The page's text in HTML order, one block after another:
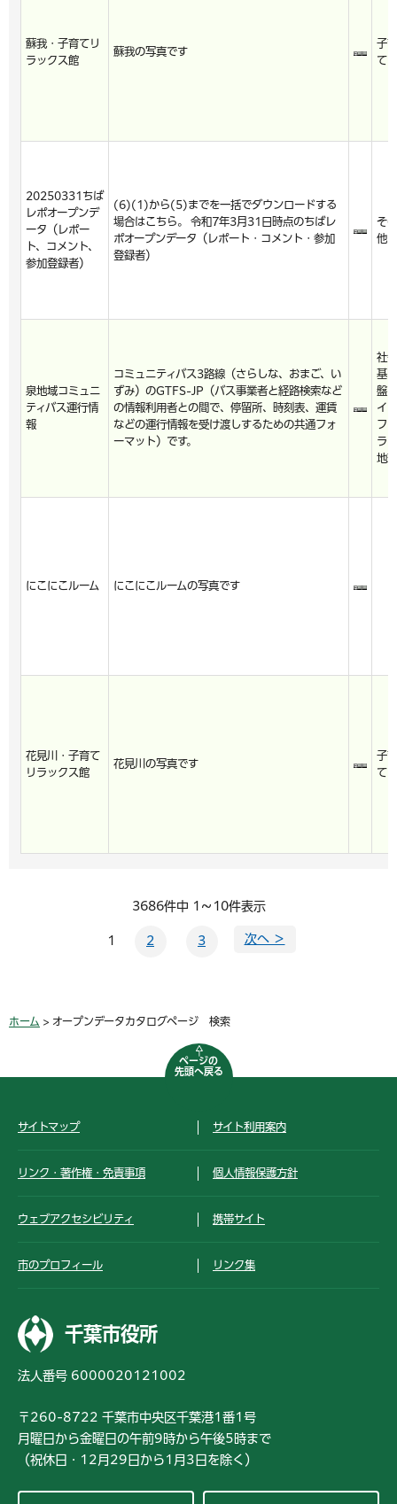
蘇我・子育てリ
ラックス館
蘇我の写真です
子育
て
20250331ちば
レポオープンデ
ータ（レポー
ト、コメント、
参加登録者）
(6)(1)から(5)までを一括でダウンロードする
場合はこちら。 令和7年3月31日時点のちばレ
ポオープンデータ（レポート・コメント・参加
登録者）
その
他
泉地域コミュニ
ティバス運行情
報
コミュニティバス3路線（さらしな、おまご、い
ずみ）のGTFS-JP（バス事業者と経路検索など
の情報利用者との間で、停留所、時刻表、運賃
などの運行情報を受け渡しするための共通フォ
ーマット）です。
社会
基
盤・
イン
フ
ラ・
地理
にこにこルーム にこにこルームの写真です
花見川・子育て
リラックス館
花見川の写真です
子育
て
3686件中 1～10件表示
1 2 3 次へ ＞
ホーム > オープンデータカタログページ 検索
ページの
先頭へ戻る
サイトマップ サイト利用案内
リンク・著作権・免責事項 個人情報保護方針
ウェブアクセシビリティ 携帯サイト
市のプロフィール リンク集
千葉市役所
法人番号 6000020121002
〒260-8722 千葉市中央区千葉港1番1号
月曜日から金曜日の午前9時から午後5時まで
（祝休日・12月29日から1月3日を除く）